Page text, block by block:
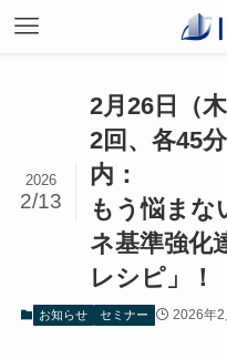
2月26日（
2回、各45
内：
もう悩まな
ネ基準強化
レシピ」！
2026
2/13
お知らせ セミナー 2026年2